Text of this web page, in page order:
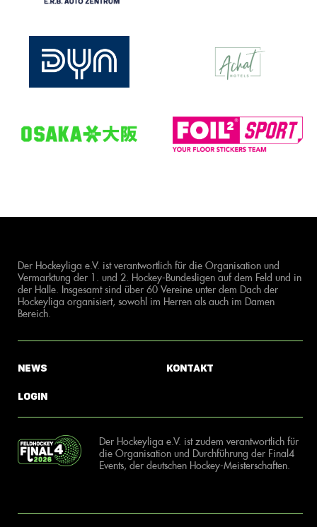
Der Hockeyliga e.V. ist verantwortlich für die Organisation und
Vermarktung der 1. und 2. Hockey-Bundesligen auf dem Feld und in
der Halle. Insgesamt sind über 60 Vereine unter dem Dach der
Hockeyliga organisiert, sowohl im Herren als auch im Damen
Bereich.
News
Login
Kontakt
Der Hockeyliga e.V. ist zudem verantwortlich für
die Organisation und Durchführung der Final4
Events, der deutschen Hockey-Meisterschaften.